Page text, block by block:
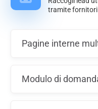
tramite
Pagine interne
Modulo di